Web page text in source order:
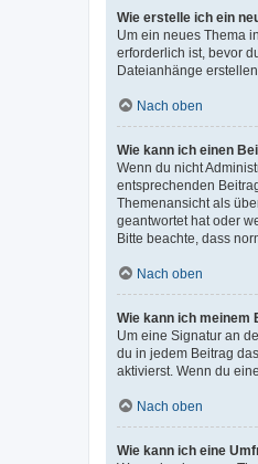
Wie erstelle ich ein
Um ein neues Thema
erforderlich ist, bevor
Dateianhänge
Nach oben
Wie kann ich einen
Wenn du nicht
entsprechenden
Themenansicht als
geantwortet hat oder
Bitte beachte, dass
Nach oben
Wie kann ich meinem
Um eine Signatur an
du in jedem Beitrag
aktivierst. Wenn du
Nach oben
Wie kann ich eine